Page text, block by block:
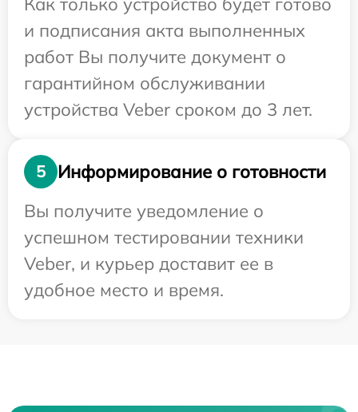
и подписания акта выполненных
работ Вы получите документ о
гарантийном обслуживании
устройства Veber сроком до 3 лет.
5
Информирование о готовности
Вы получите уведомление о
успешном тестировании техники
Veber, и курьер доставит ее в
удобное место и время.